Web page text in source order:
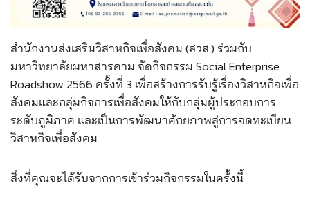
สำนักงานส่งเสริมวิสาหกิจเพื่อสังคม (สวส.) ร่วมกับ
มหาวิทยาลัยมหาสารคาม จัดกิจกรรม Social Enterprise
Roadshow 2566 ครั้งที่ 3 เพื่อสร้างการรับรู้เรื่องวิสาหกิจเพื่อ
สังคมและกลุ่มกิจการเพื่อสังคมให้กับกลุ่มผู้ประกอบการ
ระดับภูมิภาค และเป็นการพัฒนาศักยภาพสู่การจดทะเบียน
วิสาหกิจเพื่อสังคม
สิ่งที่คุณจะได้รับจากการเข้าร่วมกิจกรรมในครั้งนี้